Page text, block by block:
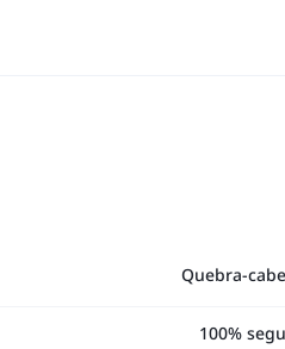
Quebra-
100%